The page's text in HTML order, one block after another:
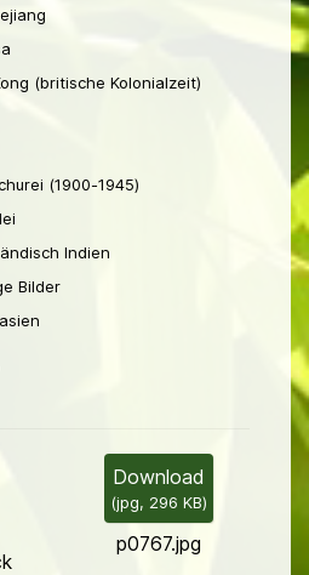
(britische Kolonialzeit)
(1900-1945)
Indien
Bilder
Download
(jpg, 296 KB)
p0767.jpg